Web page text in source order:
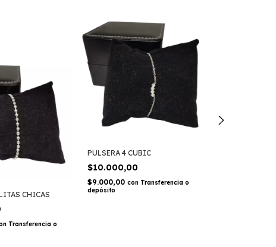
CHICAS
Transferencia o
PULSERA 4 CUBIC
$10.000,00
$9.000,00 con Transferencia o
depósito